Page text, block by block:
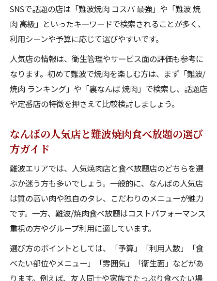
SNSで話題の店は「難波焼肉 コスパ 最強」や「難波 焼
肉 高級」といったキーワードで検索されることが多く、
利用シーンや予算に応じて選びやすいです。
人気店の情報は、衛生管理やサービス面の評価も参考に
なります。初めて難波で焼肉を楽しむ方は、まず「難波/
焼肉 ランキング」や「裏なんば 焼肉」で検索し、話題店
や定番店の特徴を押さえて比較検討しましょう。
なんばの人気店と難波焼肉食べ放題の選び
方ガイド
難波エリアでは、人気焼肉店と食べ放題店のどちらを選
ぶか迷う方も多いでしょう。一般的に、なんばの人気店
は質の高い肉や独自のタレ、こだわりのメニューが魅力
です。一方、難波/焼肉食べ放題はコストパフォーマンス
重視の方やグループ利用に適しています。
選び方のポイントとしては、「予算」「利用人数」「食
べたい部位やメニュー」「雰囲気」「衛生面」などがあ
ります。例えば、友人同士や家族でたっぷり食べたい場